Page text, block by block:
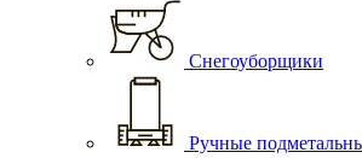
Снегоуборщики
Ручные